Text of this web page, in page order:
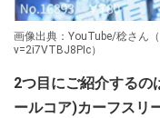
画像出典：YouTube/稔さん
v=2i7VTBJ8PIc）
2つ目にご紹介するの
ールコア)カーフスリ